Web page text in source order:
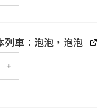
車：泡泡，泡泡